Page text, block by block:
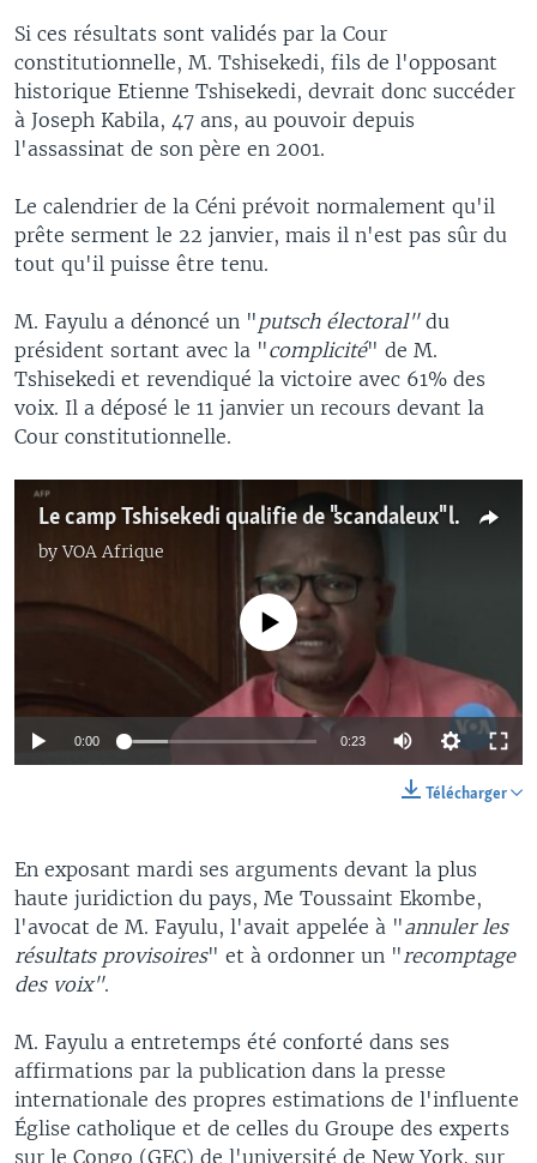
Si ces résultats sont validés par la Cour
constitutionnelle, M. Tshisekedi, fils de l'opposant
historique Etienne Tshisekedi, devrait donc succéder
à Joseph Kabila, 47 ans, au pouvoir depuis
l'assassinat de son père en 2001.
Le calendrier de la Céni prévoit normalement qu'il
prête serment le 22 janvier, mais il n'est pas sûr du
tout qu'il puisse être tenu.
M. Fayulu a dénoncé un " putsch électoral"du
président sortant avec la "complicité" de M.
Tshisekedi et revendiqué la victoire avec 61% des
voix. Il a déposé le 11 janvier un recours devant la
Cour constitutionnelle.
Le camp Tshisekedi qualifie de "scandaleux" l'appel de l'UA
byVOA Afrique
No media source currently available
0:00 0:23
Télécharger
En exposant mardi ses arguments devant la plus
haute juridiction du pays, Me Toussaint Ekombe,
l'avocat de M. Fayulu, l'avait appelée à "annuler les
résultats provisoires" et à ordonner un "recomptage
des voix".
M. Fayulu a entretemps été conforté dans ses
affirmations par la publication dans la presse
internationale des propres estimations de l'influente
Église catholique et de celles du Groupe des experts
sur le Congo (GEC) de l'université de New York, sur